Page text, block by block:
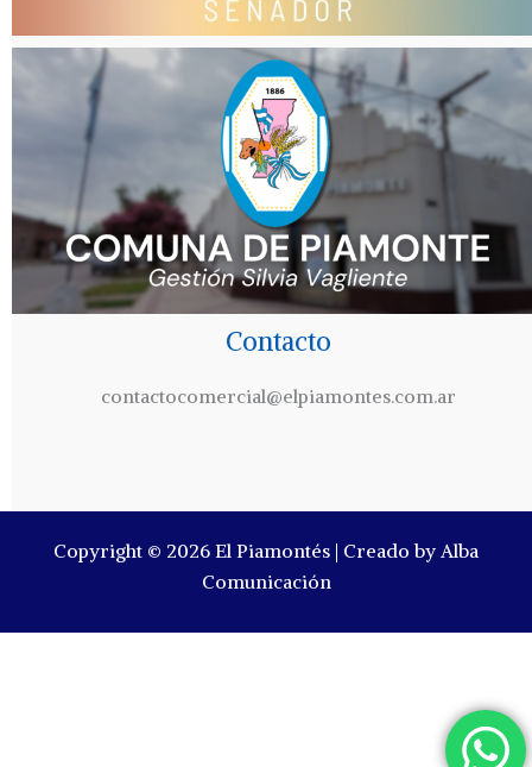
Contacto
contactocomercial@elpiamontes.com.ar
Copyright © 2026 El Piamontés | Creado by Alba
Comunicación